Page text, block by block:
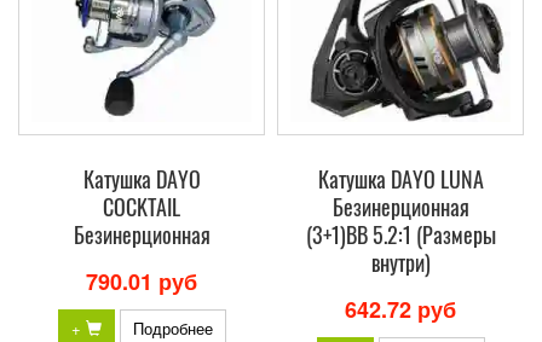
Катушка DAYO
COCKTAIL
Безинерционная
790.01 руб
+ Подробнее
Катушка DAYO LUNA
Безинерционная
(3+1)BB 5.2:1 (Размеры
внутри)
642.72 руб